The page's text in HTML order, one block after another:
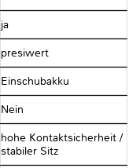
ja
presiwert
Einschubakku
Nein
hohe Kontaktsicherheit /
stabiler Sitz